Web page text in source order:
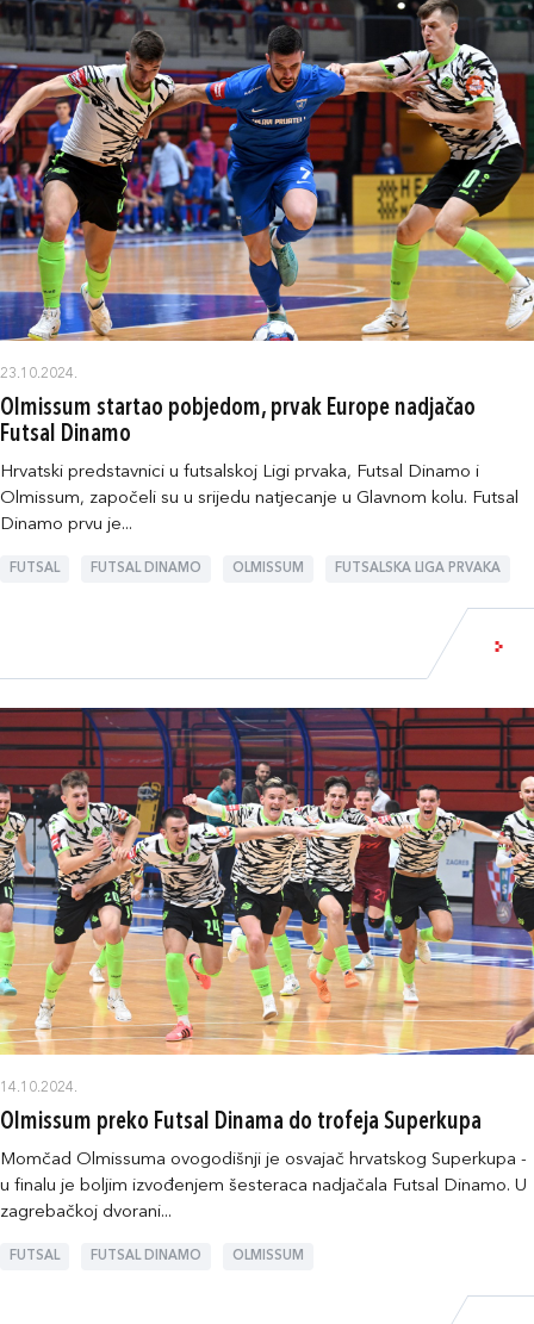
23.10.2024.
Olmissum startao pobjedom, prvak Europe nadjačao
Futsal Dinamo
Hrvatski predstavnici u futsalskoj Ligi prvaka, Futsal Dinamo i
Olmissum, započeli su u srijedu natjecanje u Glavnom kolu. Futsal
Dinamo prvu je...
FUTSAL FUTSAL DINAMO OLMISSUM FUTSALSKA LIGA PRVAKA
14.10.2024.
Olmissum preko Futsal Dinama do trofeja Superkupa
Momčad Olmissuma ovogodišnji je osvajač hrvatskog Superkupa -
u finalu je boljim izvođenjem šesteraca nadjačala Futsal Dinamo. U
zagrebačkoj dvorani...
FUTSAL FUTSAL DINAMO OLMISSUM